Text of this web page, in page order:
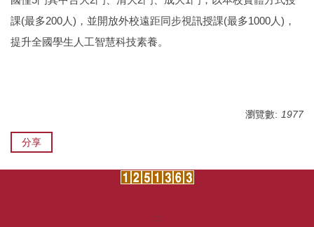
課(最多200人)，並開放外校遠距同步視訊授課(最多1000人)，
提升全國學生人工智慧科技素養。
瀏覽數: 1977
分享
:::